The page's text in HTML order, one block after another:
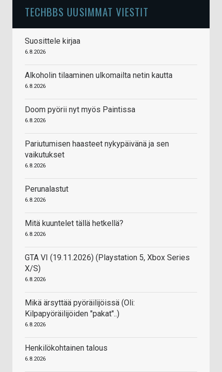
TECHBBS UUSIMMAT VIESTIT
Suosittele kirjaa
6.8.2026
Alkoholin tilaaminen ulkomailta netin kautta
6.8.2026
Doom pyörii nyt myös Paintissa
6.8.2026
Pariutumisen haasteet nykypäivänä ja sen
vaikutukset
6.8.2026
Perunalastut
6.8.2026
Mitä kuuntelet tällä hetkellä?
6.8.2026
GTA VI (19.11.2026) (Playstation 5, Xbox Series
X/S)
6.8.2026
Mikä ärsyttää pyöräilijöissä (Oli:
Kilpapyöräilijöiden "pakat"..)
6.8.2026
Henkilökohtainen talous
6.8.2026